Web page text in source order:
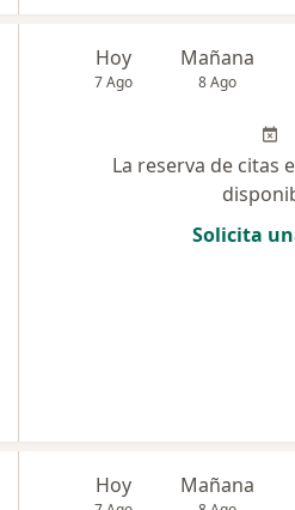
Hoy
7 Ago
Mañana
8 Ago
La reserva de citas
Solicita
Hoy Mañana